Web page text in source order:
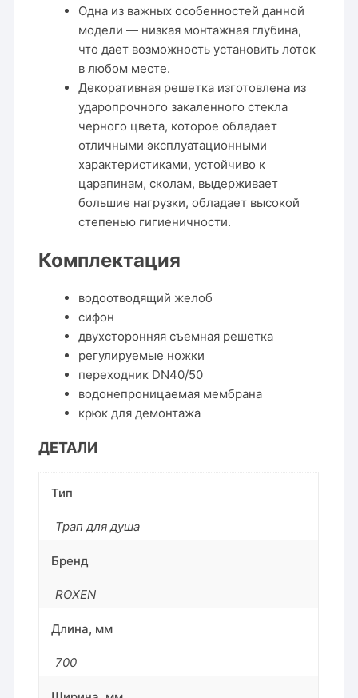
Одна из важных особенностей данной
модели — низкая монтажная глубина,
что дает возможность установить лоток
в любом месте.
Декоративная решетка изготовлена из
ударопрочного закаленного стекла
черного цвета, которое обладает
отличными эксплуатационными
характеристиками, устойчиво к
царапинам, сколам, выдерживает
большие нагрузки, обладает высокой
степенью гигиеничности.
Комплектация
водоотводящий желоб
сифон
двухсторонняя съемная решетка
регулируемые ножки
переходник DN40/50
водонепроницаемая мембрана
крюк для демонтажа
ДЕТАЛИ
Тип
Трап для душа
Бренд
ROXEN
Длина, мм
700